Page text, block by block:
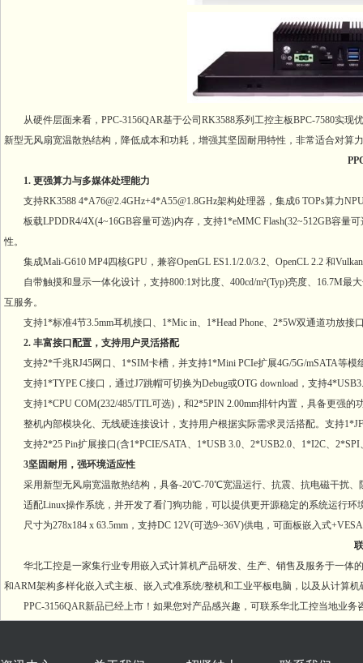
从硬件层面来看，PPC-3156QAR基于公司RK3588系列工控主板BPC-7580实现
新型无风扇宽温散热结构，降低成本和功耗，增强其坚固耐用特性，非常适合对算
1. 更强算力与多媒体处理能力
支持RK3588 4*A76@2.4GHz+4*A55@1.8GHz架构处理器，集成6 TOPs算力
板载LPDDR4/4X(4~16GB容量可选)内存，支持1*eMMC Flash(32~512GB容量
性。
集成Mali-G610 MP4四核GPU，兼容OpenGL ES1.1/2.0/3.2、OpenCL 2.2 和
自带触摸和显示一体化设计，支持800:1对比度、400cd/m²(Typ)亮度、16.7M最
互服务。
支持1*标准4节3.5mm耳机接口、1*Mic in、1*Head Phone、2*5W双通道功放接
2. 丰富接口配置，支持用户灵活搭配
支持2*千兆RJ45网口、1*SIM卡槽，并支持1*Mini PCIe扩展4G/5G/mSATA等模
支持1*TYPE C接口，通过J7跳帽可切换为Debug或OTG download，支持
支持1*CPU COM(232/485/TTL可选)，和2*5PIN 2.00mm排针内置，具备更强的
整机内部模块化、无线硬连接设计，支持用户根据实际需求灵活搭配。支持
支持2*25 Pin扩展接口(含1*PCIE/SATA、1*USB 3.0、2*USB2.0、1*I2C、
3坚固耐用，强环境适应性
采用新型无风扇宽温散热结构，具备-20℃-70℃宽温运行、抗震、抗电磁干扰、
适配Linux操作系统，并开发了看门狗功能，可以提供更开源稳定的系统运行环
尺寸为278x184 x 63.5mm，支持DC 12V(可选9~36V)供电，可面板嵌入式
联
华北工控是一家集行业专用嵌入式计算机产品研发、生产、销售及服务于一体
和ARM架构多样化嵌入式主板、嵌入式准系统/整机和工业平板电脑，以及从计算
PPC-3156QAR新品已经上市！如果您对产品感兴趣，可联系华北工控当地业务